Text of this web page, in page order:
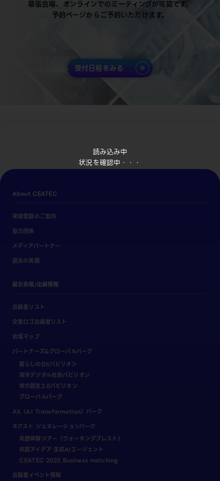
読み込み中
状況を確認中・・・
幕張会場、オンラインでのミーティングが可能です。
予約ページからご予約いただけます。
受付日程をみる
About CEATEC
来場登録のご案内
協力団体
メディアパートナー
過去の実績
展示会場/出展情報
出展者リスト
企業ロゴ出展者リスト
会場マップ
パートナーズ&グローバルパーク
暮らしのDXパビリオン
海洋デジタル社会パビリオン
地方創生2.0パビリオン
グローバルパーク
AX（AI Transformation）パーク
ネクスト ジェネレーションパーク
共創体験ツアー（ウォーキングブレスト）
共創アイデア 生成AIエージェント
CEATEC 2025 Business matching
出展者イベント情報